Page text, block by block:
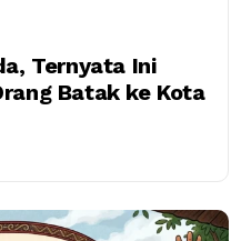
Ternyata Ini
Batak ke Kota